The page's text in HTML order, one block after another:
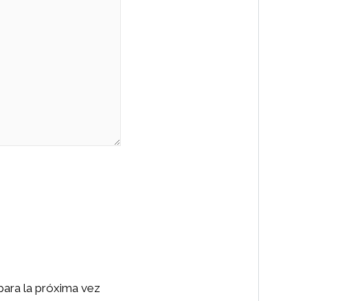
la próxima vez